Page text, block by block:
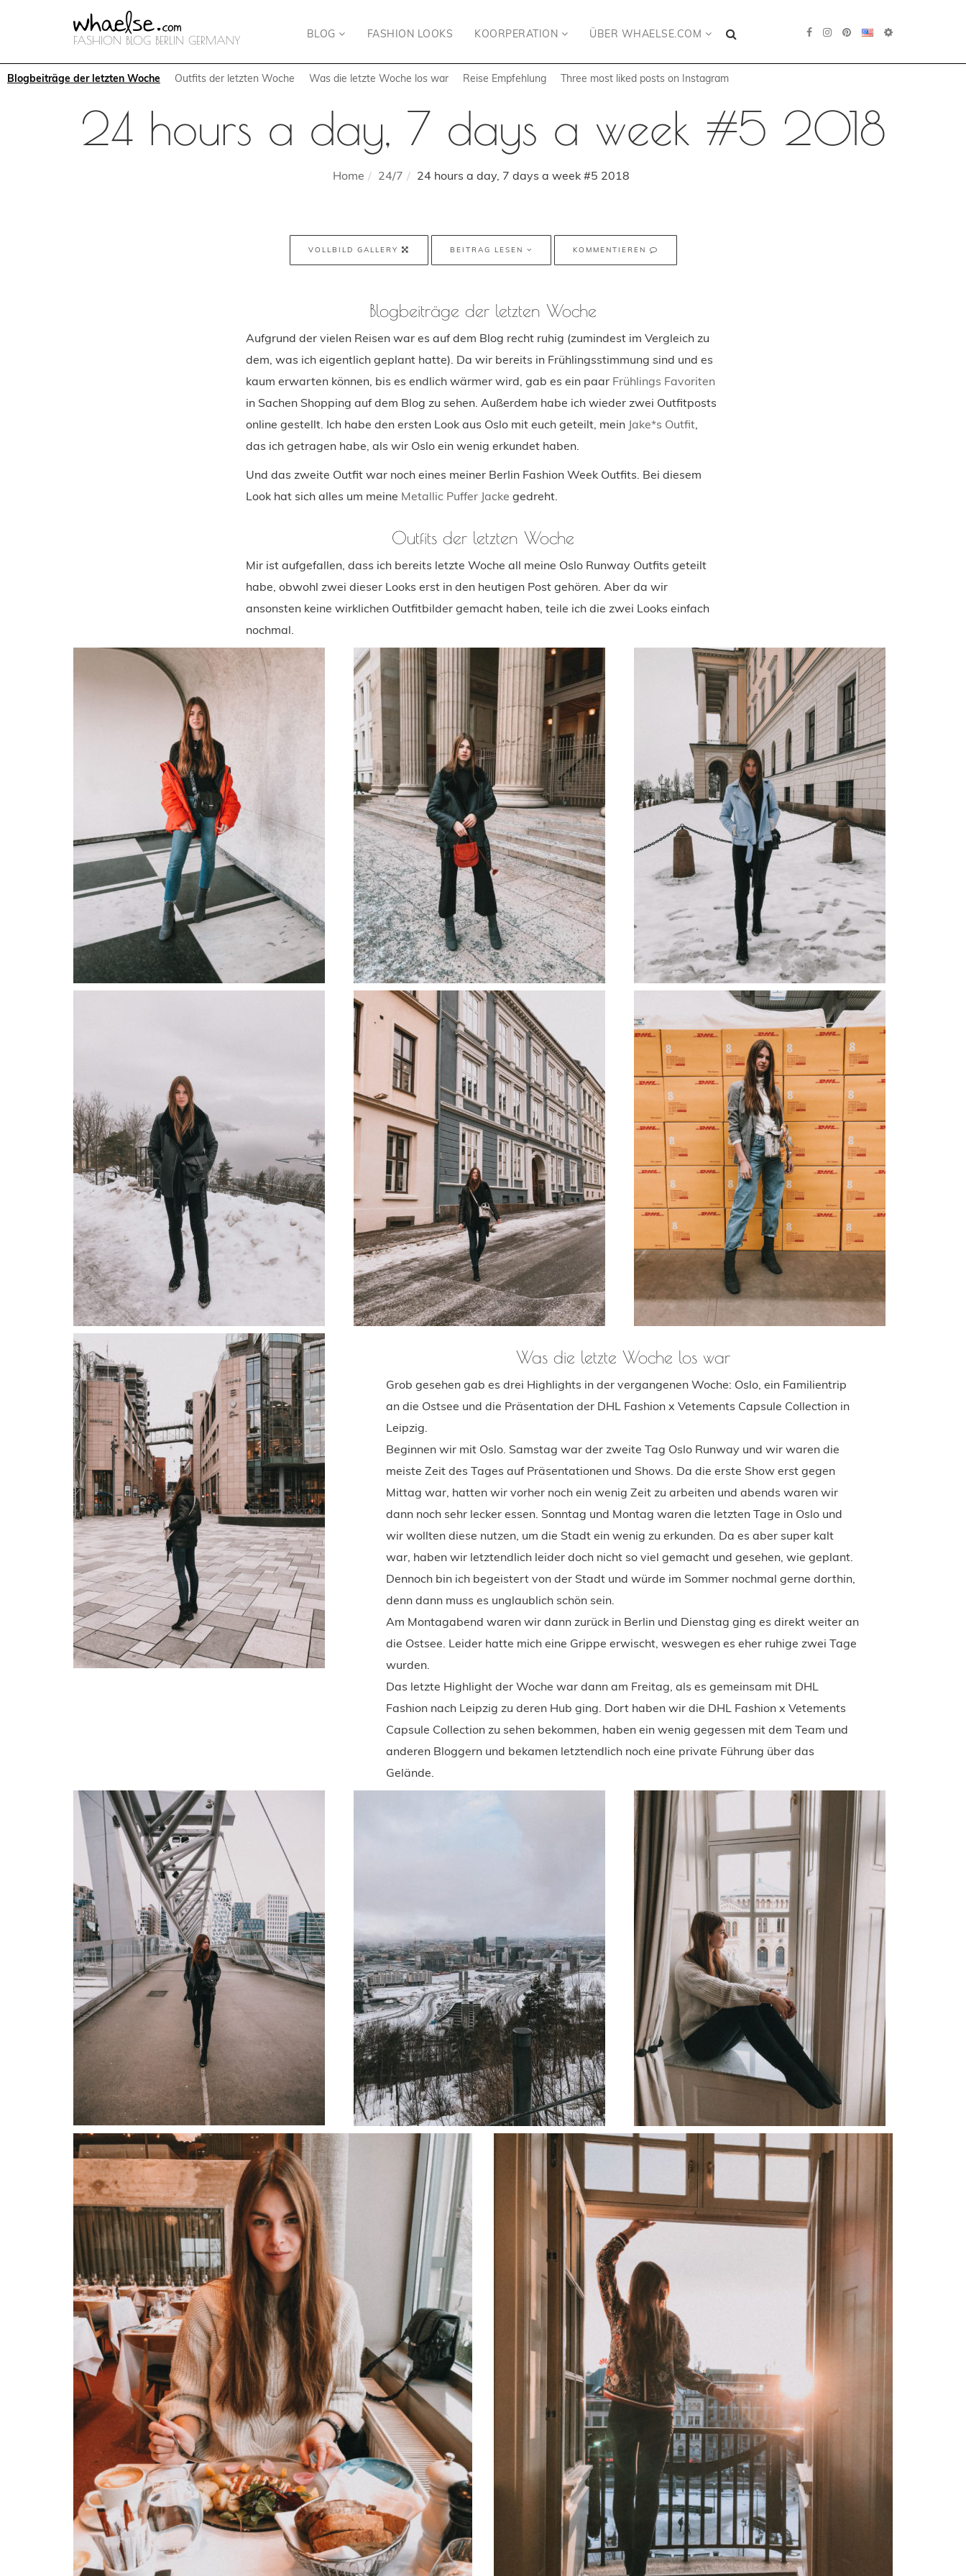
FASHION BLOG BERLIN GERMANY
BLOG FASHION LOOKS KOORPERATION ÜBER WHAELSE.COM
Blogbeiträge der letzten Woche Outfits der letzten Woche Was die letzte Woche los war Reise Empfehlung Three most liked posts on Instagram
24 hours a day, 7 days a week #5 2018
Home 24/7 24 hours a day, 7 days a week #5 2018
VOLLBILD GALLERY BEITRAG LESEN KOMMENTIEREN
Blogbeiträge der letzten Woche
Aufgrund der vielen Reisen war es auf dem Blog recht ruhig (zumindest im Vergleich zu
dem, was ich eigentlich geplant hatte). Da wir bereits in Frühlingsstimmung sind und es
kaum erwarten können, bis es endlich wärmer wird, gab es ein paar Frühlings Favoriten
in Sachen Shopping auf dem Blog zu sehen. Außerdem habe ich wieder zwei Outfitposts
online gestellt. Ich habe den ersten Look aus Oslo mit euch geteilt, mein Jake*s Outfit,
das ich getragen habe, als wir Oslo ein wenig erkundet haben.
Und das zweite Outfit war noch eines meiner Berlin Fashion Week Outfits. Bei diesem
Look hat sich alles um meine Metallic Puffer Jacke gedreht.
Outfits der letzten Woche
Mir ist aufgefallen, dass ich bereits letzte Woche all meine Oslo Runway Outfits geteilt
habe, obwohl zwei dieser Looks erst in den heutigen Post gehören. Aber da wir
ansonsten keine wirklichen Outfitbilder gemacht haben, teile ich die zwei Looks einfach
nochmal.
Was die letzte Woche los war
Grob gesehen gab es drei Highlights in der vergangenen Woche: Oslo, ein Familientrip
an die Ostsee und die Präsentation der DHL Fashion x Vetements Capsule Collection in
Leipzig.
Beginnen wir mit Oslo. Samstag war der zweite Tag Oslo Runway und wir waren die
meiste Zeit des Tages auf Präsentationen und Shows. Da die erste Show erst gegen
Mittag war, hatten wir vorher noch ein wenig Zeit zu arbeiten und abends waren wir
dann noch sehr lecker essen. Sonntag und Montag waren die letzten Tage in Oslo und
wir wollten diese nutzen, um die Stadt ein wenig zu erkunden. Da es aber super kalt
war, haben wir letztendlich leider doch nicht so viel gemacht und gesehen, wie geplant.
Dennoch bin ich begeistert von der Stadt und würde im Sommer nochmal gerne dorthin,
denn dann muss es unglaublich schön sein.
Am Montagabend waren wir dann zurück in Berlin und Dienstag ging es direkt weiter an
die Ostsee. Leider hatte mich eine Grippe erwischt, weswegen es eher ruhige zwei Tage
wurden.
Das letzte Highlight der Woche war dann am Freitag, als es gemeinsam mit DHL
Fashion nach Leipzig zu deren Hub ging. Dort haben wir die DHL Fashion x Vetements
Capsule Collection zu sehen bekommen, haben ein wenig gegessen mit dem Team und
anderen Bloggern und bekamen letztendlich noch eine private Führung über das
Gelände.